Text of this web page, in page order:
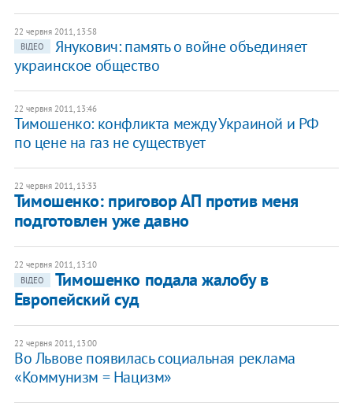
22 червня 2011, 13:58
ВІДЕО
Янукович: память о войне объединяет
украинское общество
22 червня 2011, 13:46
​Тимошенко: конфликта между Украиной и РФ
по цене на газ не существует
22 червня 2011, 13:33
Тимошенко: приговор АП против меня
подготовлен уже давно
22 червня 2011, 13:10
ВІДЕО
​Тимошенко подала жалобу в
Европейский суд
22 червня 2011, 13:00
Во Львове появилась социальная реклама
«Коммунизм = Нацизм»